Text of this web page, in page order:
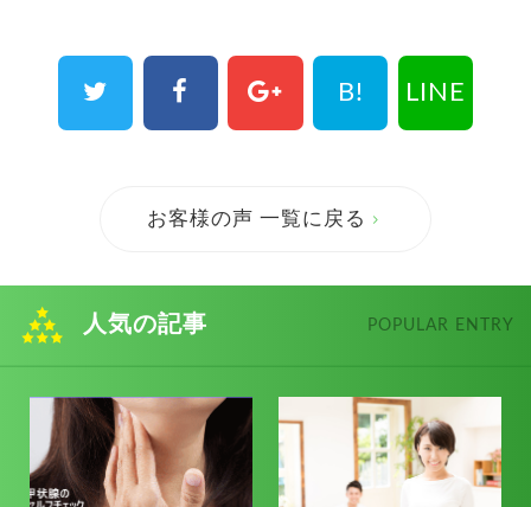
B! LINE
お客様の声 一覧に戻る
人気の記事 POPULAR ENTRY